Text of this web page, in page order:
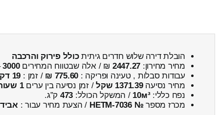
הובלת דירה שלוש חדרים גיתיתכולל פירוק והרכבה
מחיר מחירון: 2447.27 ₪ / אלה שבטווח המחירים3000
עבודות סבלות , טעינה ופריקה : 775.60 ₪ / זמן : 19 דקות 47 שניות
מחיר נסיעה1371.39 שקל / זמן נסיעה בין ערים1 שעות , 58 דקות
נפח כללי:10м³ / המשקל הכולל: 473 ק”ג.
מכרז מספר № HETM-7036 / הצעת מחיר עבור :